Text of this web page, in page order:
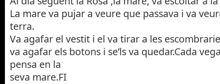
La mare va pujar a veure que passava i va
terra.
Va agafar el vestit i el va tirar a les
va agafar els botons i se’ls va quedar.Cada
pensa en la
seva mare.FI